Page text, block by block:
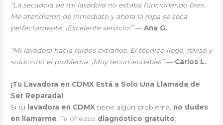
“La secadora de mi lavadora no estaba funcionando bien.
Me atendieron de inmediato y ahora la ropa se seca
perfectamente. ¡Excelente servicio!”—Ana G.
“Mi lavadora hacía ruidos extraños. El técnico llegó, revisó y
solucionó el problema. ¡Muy recomendable!”— Carlos L.
¡Tu Lavadora en CDMX Está a Solo Una Llamada de
Ser Reparada!
Si tu lavadora en CDMX tiene algún problema, no dudes
en llamarme . Te ofrezco diagnóstico gratuito